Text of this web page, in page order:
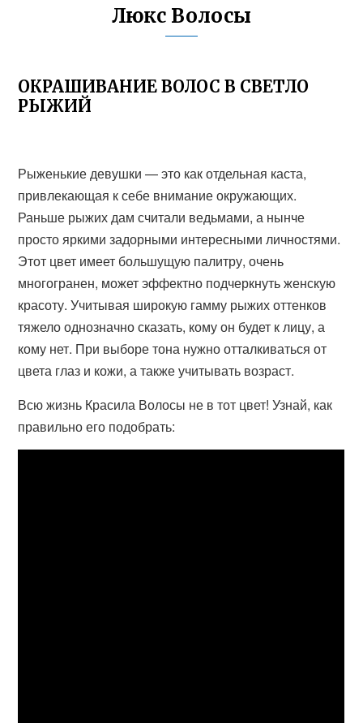
Люкс Волосы
ОКРАШИВАНИЕ ВОЛОС В СВЕТЛО
РЫЖИЙ
Рыженькие девушки — это как отдельная каста,
привлекающая к себе внимание окружающих.
Раньше рыжих дам считали ведьмами, а нынче
просто яркими задорными интересными личностями.
Этот цвет имеет большущую палитру, очень
многогранен, может эффектно подчеркнуть женскую
красоту. Учитывая широкую гамму рыжих оттенков
тяжело однозначно сказать, кому он будет к лицу, а
кому нет. При выборе тона нужно отталкиваться от
цвета глаз и кожи, а также учитывать возраст.
Всю жизнь Красила Волосы не в тот цвет! Узнай, как
правильно его подобрать: